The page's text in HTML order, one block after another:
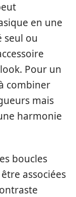
en une
seul ou
Pour un
combiner
mais
harmonie
boucles
associées